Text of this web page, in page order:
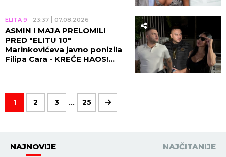
ELITA 9 23:37 07.08.2026
ASMIN I MAJA PRELOMILI
PRED "ELITU 10"
Marinkovićeva javno ponizila
Filipa Cara - KREĆE HAOS!
1 2 3 ... 25
NAJNOVIJE NAJČITANIJE